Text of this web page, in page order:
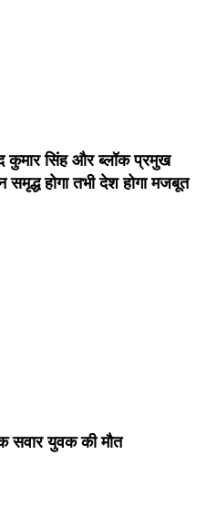
कुमार सिंह और ब्लॉक प्रमुख
समृद्ध होगा तभी देश होगा मजबूत
सवार युवक की मौत